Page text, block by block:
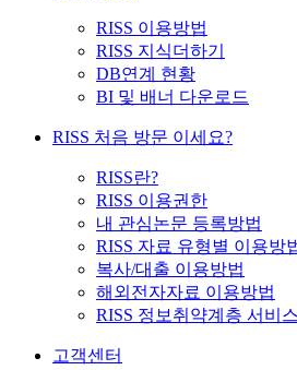
RISS 이용방법
RISS 지식더하기
DB연계 현황
BI 및 배너 다운로드
RISS 처음 방문 이세요?
RISS란?
RISS 이용권한
내 관심논문 등록방법
RISS 자료 유형별 이용방
복사/대출 이용방법
해외전자자료 이용방법
RISS 정보취약계층 서비
고객센터